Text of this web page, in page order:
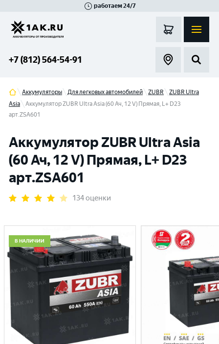
работаем 24/7
+7 (812) 564-54-91
Аккумуляторы Для легковых автомобилей ZUBR
ZUBR Ultra
Asia
Аккумулятор ZUBR Ultra Asia (60 Ач, 12 V) Прямая, L+ D23
арт.ZSA601
Аккумулятор ZUBR Ultra Asia
(60 Ач, 12 V) Прямая, L+ D23
арт.ZSA601
134 оценки
В НАЛИЧИИ
Гатчина